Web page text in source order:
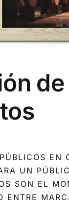
de
EN
UN
SON EL
ENTRE